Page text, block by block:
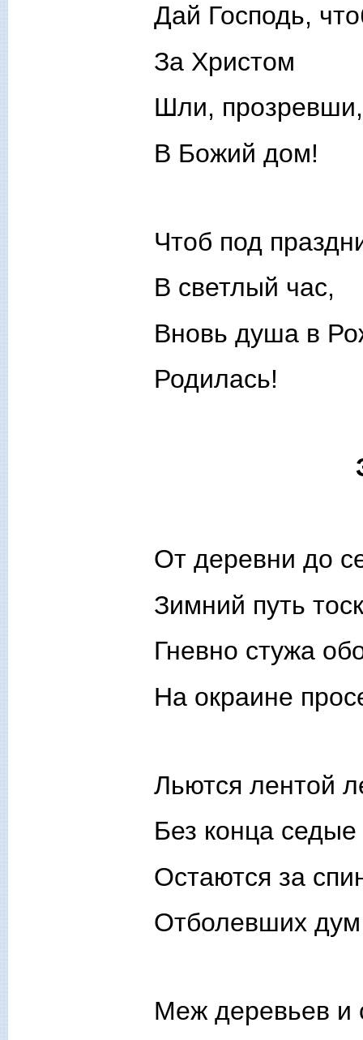
Дай Господь,
За Христом
Шли,
В Божий дом!
Чтоб под
В светлый час,
Вновь душа в
Родилась!
От деревни до
Зимний путь
Гневно стужа
На окраине
Льются лентой
Без конца
Остаются за
Отболевших дум
Меж деревьев и